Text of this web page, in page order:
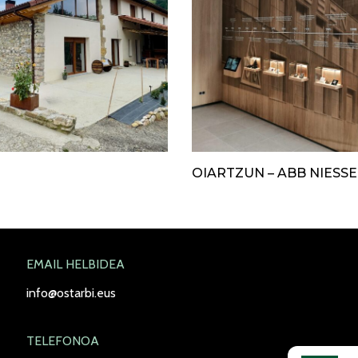
OIARTZUN – ABB
EMAIL HELBIDEA
info@ostarbi.eus
TELEFONOA